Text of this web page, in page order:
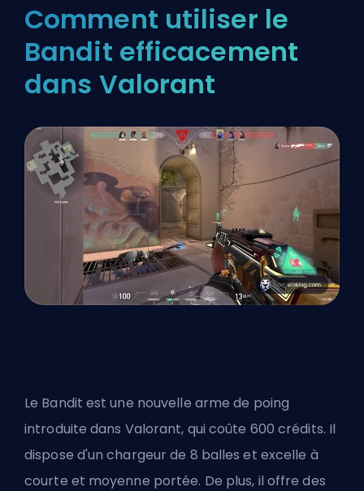
Comment utiliser le
Bandit efficacement
dans Valorant
Le Bandit est une nouvelle arme de poing
introduite dans Valorant, qui coûte 600 crédits. Il
dispose d'un chargeur de 8 balles et excelle à
courte et moyenne portée. De plus, il offre des